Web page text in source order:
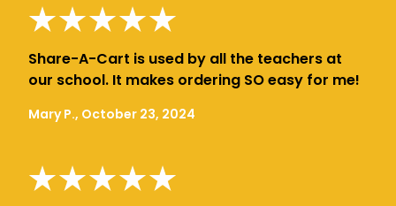
Share-A-Cart is used by all the teachers at
our school. It makes ordering SO easy for me!
Mary P., October 23, 2024